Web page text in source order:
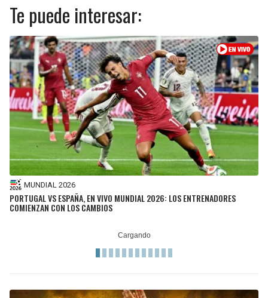
Te puede interesar:
MUNDIAL 2026
PORTUGAL VS ESPAÑA, EN VIVO MUNDIAL 2026: LOS ENTRENADORES
COMIENZAN CON LOS CAMBIOS